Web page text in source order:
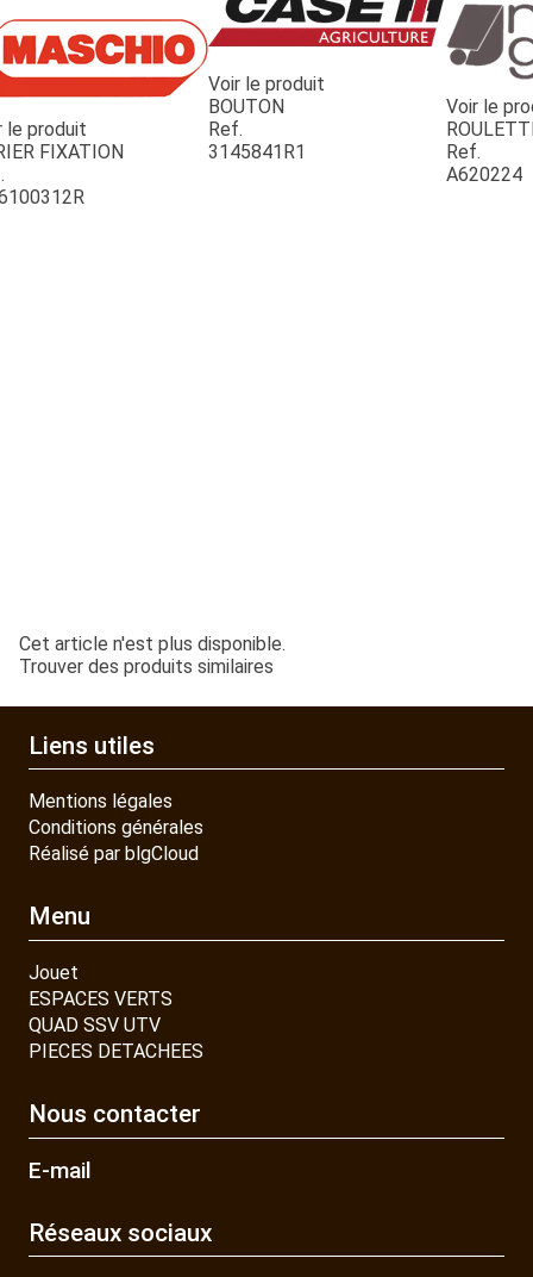
JOUET
le produit
FIXATION
Voir le produit
BOUTON
Ref.
3145841R1
Voir le
Ref.
A620224
Cet article n'est plus disponible.
Trouver des produits similaires
Liens utiles
Mentions légales
Conditions générales
Réalisé par blgCloud
Menu
Jouet
ESPACES VERTS
QUAD SSV UTV
PIECES DETACHEES
Nous contacter
E-mail
Réseaux sociaux